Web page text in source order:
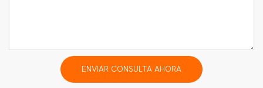
ENVIAR CONSULTA AHORA